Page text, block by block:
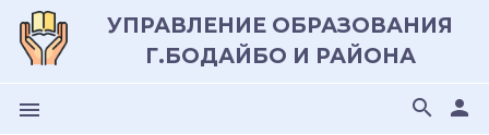
УПРАВЛЕНИЕ ОБРАЗОВАНИЯ
Г.БОДАЙБО И РАЙОНА
menu person
search